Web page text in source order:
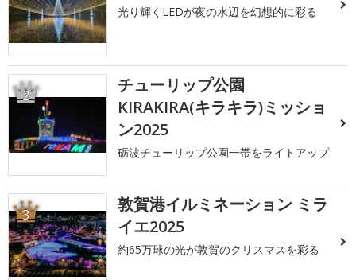
光り輝くLEDが夜の水辺を幻想的に彩る
2
チューリップ公園
KIRAKIRA(キラキラ)ミッショ
ン2025
砺波チューリップ公園一帯をライトアップ
3
敦賀港イルミネーション ミラ
イエ2025
約65万球の光が敦賀のクリスマスを彩る